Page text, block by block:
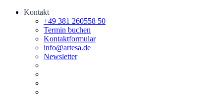
Kontakt
+49 381 260558 50
Termin buchen
Kontaktformular
info@artesa.de
Newsletter